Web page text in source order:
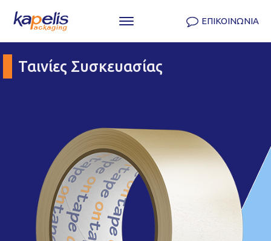
ΕΠΙΚΟΙΝΩΝΙΑ
Ταινίες Συσκευασίας